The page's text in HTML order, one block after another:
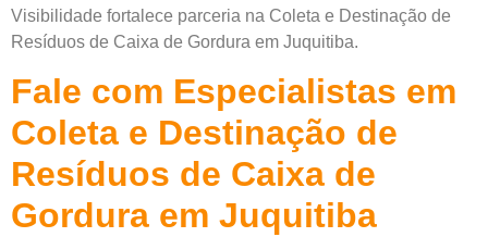
Visibilidade fortalece parceria na Coleta e Destinação de
Resíduos de Caixa de Gordura em Juquitiba.
Fale com Especialistas em
Coleta e Destinação de
Resíduos de Caixa de
Gordura em Juquitiba